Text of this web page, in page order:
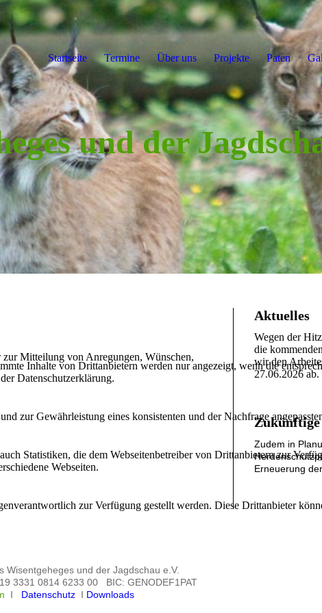
Mitteilung von Anregungen, Wünschen,
Aktuelles
Wegen der
die
wir den
27.06.2026 ab.
Zudem in
Erneuerung
Wisentgeheges und der Jagdschau e.V.
3331 0814 6233 00 BIC: GENODEF1PAT
I Datenschutz I Downloads
und der
Startseite Termine Über uns Projekte Paten
Inhalte von Drittanbietern werden nur angezeigt, wenn die
Datenschutzerklärung.
zur Gewährleistung eines konsistenten und der Nachfrage
Statistiken, die dem Webseitenbetreiber von Drittanbietern zur
Webseiten.
zur Verfügung gestellt werden. Diese Drittanbieter